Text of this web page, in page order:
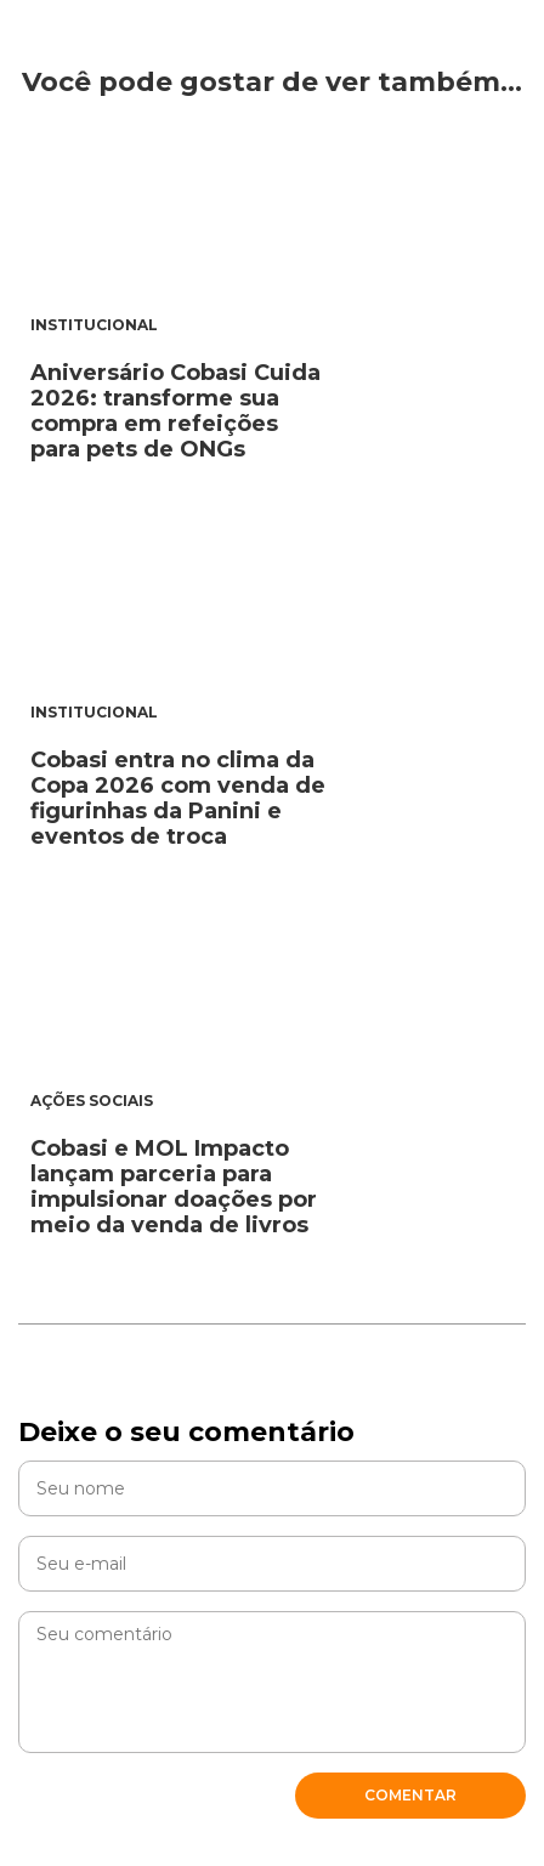
Você pode gostar de ver também…
INSTITUCIONAL
Aniversário Cobasi Cuida
2026: transforme sua
compra em refeições
para pets de ONGs
INSTITUCIONAL
Cobasi entra no clima da
Copa 2026 com venda de
figurinhas da Panini e
eventos de troca
AÇÕES SOCIAIS
Cobasi e MOL Impacto
lançam parceria para
impulsionar doações por
meio da venda de livros
Deixe o seu comentário
COMENTAR